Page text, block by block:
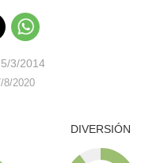
3/2014
8/2020
DIVERSIÓN